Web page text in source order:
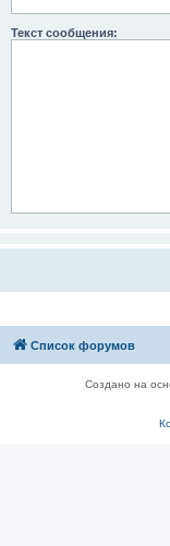
Текст сообщения:
Список форумов
Создано на